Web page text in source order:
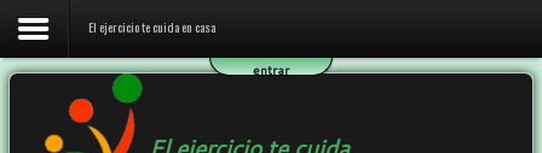
El ejercicio te cuida en casa
entrar